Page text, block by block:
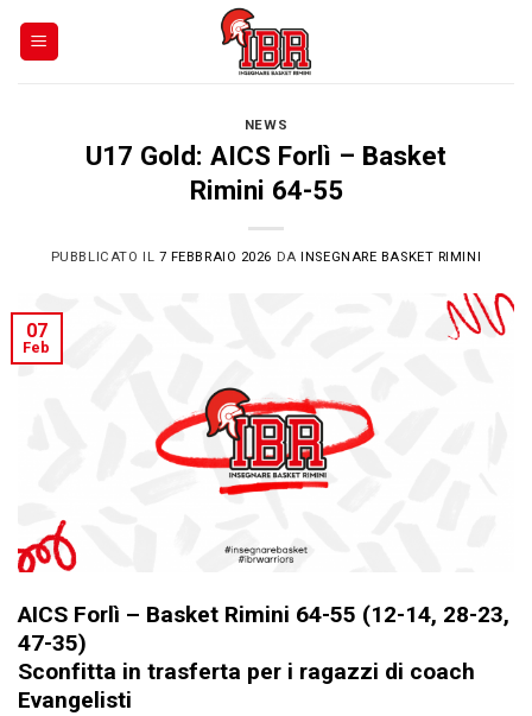
NEWS
U17 Gold: AICS Forlì – Basket
Rimini 64-55
PUBBLICATO IL 7 FEBBRAIO 2026 DAINSEGNARE BASKET RIMINI
07
Feb
AICS Forlì – Basket Rimini 64-55 (12-14, 28-23,
47-35)
Sconfitta in trasferta per i ragazzi di coach
Evangelisti